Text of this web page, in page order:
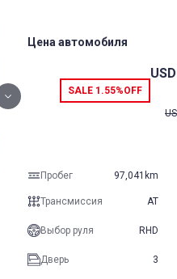
Цена автомобиля
SALE 1.55%OFF
USD
Пробег 97,041km
Трансмиссия AT
Выбор руля RHD
Дверь 3